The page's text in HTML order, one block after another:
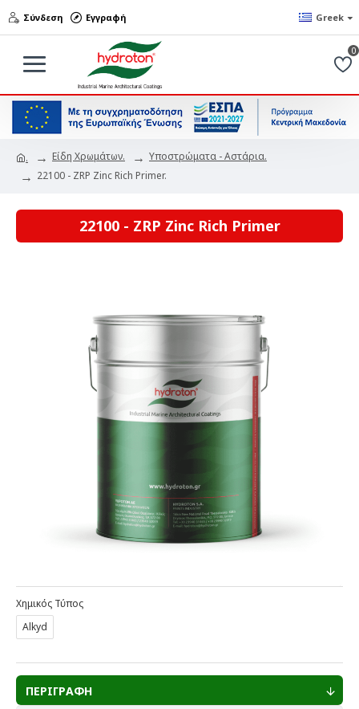
Σύνδεση Εγγραφή Greek
0
. Είδη Χρωμάτων.
Υποστρώματα - Αστάρια.
22100 - ZRP Zinc Rich Primer.
22100 - ZRP Zinc Rich Primer
Χημικός Τύπος
Alkyd
ΠΕΡΙΓΡΑΦΗ